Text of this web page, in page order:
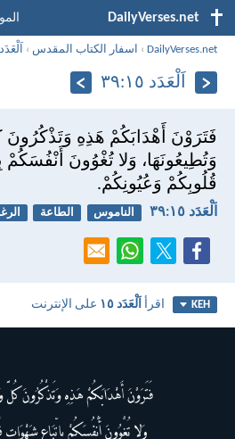
DailyVerses.net
DailyVerses.net
› اسفار الكتاب المقدس › اَلْعَدَد
اَلْعَدَد ١٥:‏٣٩
فَتَرَوْنَ أَهْدَابَكُمْ هَذِهِ
وَتُطِيعُونَهَا، وَلا تُغْوُونَ أَنْفُسَكُمْ
قُلُوبِكُمْ وَعُيُونِكُمْ.
اَلْعَدَد ١٥:‏٣٩ الناموس الطاعة
KEH اقرأاَلْعَدَد ١٥ على الإنترنت